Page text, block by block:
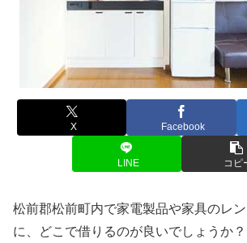
X Facebook
LINE コピ
松前郡松前町内で家電製品や家具のレ
に、どこで借りるのが良いでしょうか？